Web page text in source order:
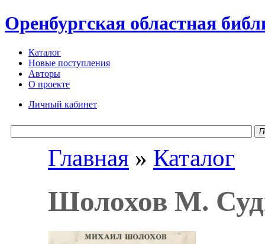
Оренбургская областная
Каталог
Новые поступления
Авторы
О проекте
Личный кабинет
Главная » Каталог
Шолохов М.